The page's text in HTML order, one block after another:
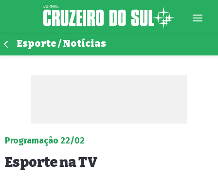
Esporte / Notícias
Programação 22/02
Esporte na TV